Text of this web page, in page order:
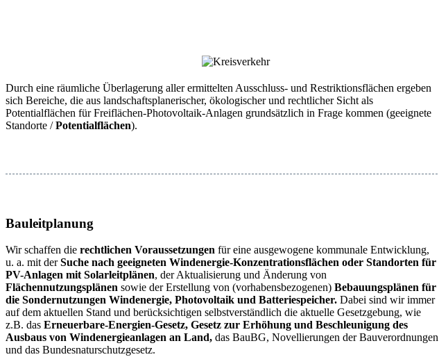
Durch eine räumliche Überlagerung aller ermittelten Ausschluss- und Restriktionsflächen ergeben
sich Bereiche, die aus landschaftsplanerischer, ökologischer und rechtlicher Sicht als
Potentialflächen für Freiflächen-Photovoltaik-Anlagen grundsätzlich in Frage kommen (geeignete
Standorte /Potentialflächen).
Bauleitplanung
Wir schaffen die rechtlichen Voraussetzungen für eine ausgewogene kommunale Entwicklung,
u. a. mit derSuche nach geeigneten Windenergie-Konzentrationsflächen oder Standorten für
PV-Anlagen mit Solarleitplänen, der Aktualisierung und Änderung von
Flächennutzungsplänen sowie der Erstellung von (vorhabensbezogenen) Bebauungsplänen für
die Sondernutzungen Windenergie, Photovoltaik und Batteriespeicher. Dabei sind wir immer
auf dem aktuellen Stand und berücksichtigen selbstverständlich die aktuelle Gesetzgebung, wie
z.B. das Erneuerbare-Energien-Gesetz, Gesetz zur Erhöhung und Beschleunigung des
Ausbaus von Windenergieanlagen an Land, das BauBG, Novellierungen der Bauverordnungen
und das Bundesnaturschutzgesetz.